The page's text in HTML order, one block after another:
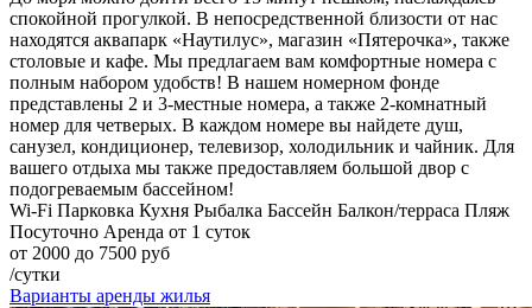
спокойной прогулкой. В непосредственной близости от нас
находятся аквапарк «Наутилус», магазин «Пятерочка», также
столовые и кафе. Мы предлагаем вам комфортные номера с
полным набором удобств! В нашем номерном фонде
представлены 2 и 3-местные номера, а также 2-комнатный
номер для четверых. В каждом номере вы найдете душ,
санузел, кондиционер, телевизор, холодильник и чайник. Для
вашего отдыха мы также предоставляем большой двор с
подогреваемым бассейном!
Wi-Fi Парковка Кухня Рыбалка Бассейн Балкон/терраса Пляж
Посуточно Аренда от 1 суток
от 2000 до 7500 руб
/сутки
Варианты аренды жилья